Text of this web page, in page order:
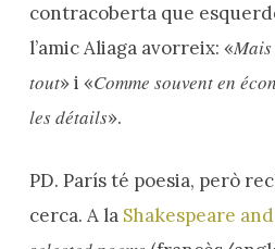
contracoberta que
l’amic Aliaga avorreix: «
tout» i «Comme souvent en
les détails».
PD. París té poesia, però
cerca. A la Shakespeare